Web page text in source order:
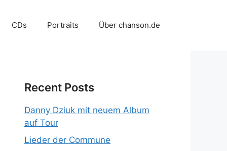
CDs Portraits Über chanson.de
Recent Posts
Danny Dziuk mit neuem Album
auf Tour
Lieder der Commune